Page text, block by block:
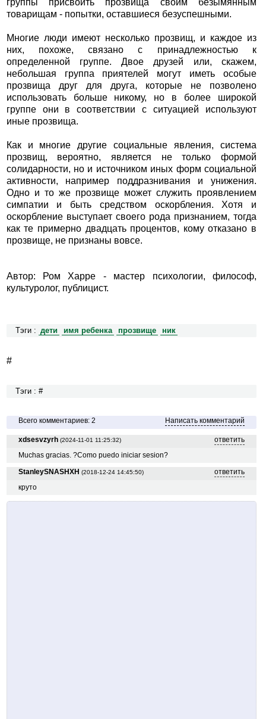
группы присвоить прозвища своим безымянным
товарищам - попытки, оставшиеся безуспешными.
Многие люди имеют несколько прозвищ, и каждое из
них, похоже, связано с принадлежностью к
определенной группе. Двое друзей или, скажем,
небольшая группа приятелей могут иметь особые
прозвища друг для друга, которые не позволено
использовать больше никому, но в более широкой
группе они в соответствии с ситуацией используют
иные прозвища.
Как и многие другие социальные явления, система
прозвищ, вероятно, является не только формой
солидарности, но и источником иных форм социальной
активности, например поддразнивания и унижения.
Одно и то же прозвище может служить проявлением
симпатии и быть средством оскорбления. Хотя и
оскорбление выступает своего рода признанием, тогда
как те примерно двадцать процентов, кому отказано в
прозвище, не признаны вовсе.
Автор: Ром Харре - мастер психологии, философ,
культуролог, публицист.
Тэги : дети имя ребенка прозвище ник
#
Тэги : #
Всего комментариев: 2 Написать комментарий
xdsesvzyrh (2024-11-01 11:25:32)
ответить
Muchas gracias. ?Como puedo iniciar sesion?
StanleySNASHXH (2018-12-24 14:45:50)
ответить
круто